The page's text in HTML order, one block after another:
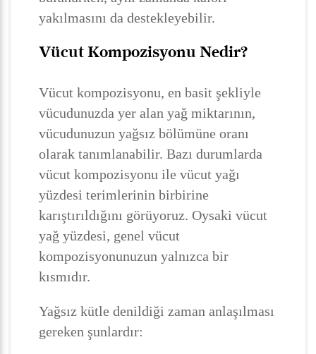
yakılmasını da destekleyebilir.
Vücut Kompozisyonu Nedir?
Vücut kompozisyonu, en basit şekliyle
vücudunuzda yer alan yağ miktarının,
vücudunuzun yağsız bölümüne oranı
olarak tanımlanabilir. Bazı durumlarda
vücut kompozisyonu ile vücut yağı
yüzdesi terimlerinin birbirine
karıştırıldığını görüyoruz. Oysaki vücut
yağ yüzdesi, genel vücut
kompozisyonunuzun yalnızca bir
kısmıdır.
Yağsız kütle denildiği zaman anlaşılması
gereken şunlardır: